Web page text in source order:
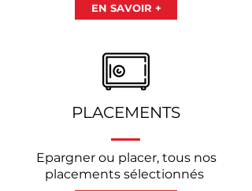
EN SAVOIR +
PLACEMENTS
Epargner ou placer, tous nos
placements sélectionnés